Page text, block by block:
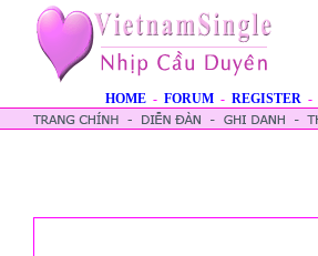
HOME - FORUM - REGISTER -